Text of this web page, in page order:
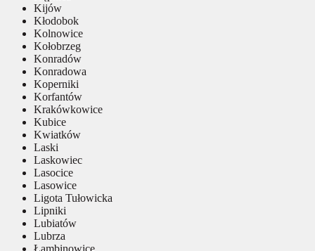
Kijów
Kłodobok
Kolnowice
Kołobrzeg
Konradów
Konradowa
Koperniki
Korfantów
Krakówkowice
Kubice
Kwiatków
Laski
Laskowiec
Lasocice
Lasowice
Ligota Tułowicka
Lipniki
Lubiatów
Lubrza
Łambinowice